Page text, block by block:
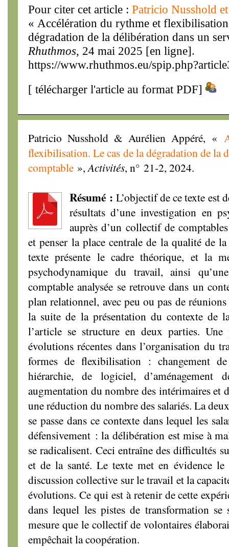
Pour citer cet article : Patricio Nusshold
« Accélération du rythme et
dégradation de la délibération dans un
Rhuthmos, 24 mai 2025 [en ligne].
https://www.rhuthmos.eu/
[ télécharger l'article au format PDF]
Patricio Nusshold & Aurélien Appéré, «
flexibilisation. Le cas de la dégradation de la
comptable »,Activités, n° 21-2, 2024.
Résumé : L’objectif de ce texte est
résultats d’une investigation en
auprès d’un collectif de
et penser la place centrale de la qualité de
texte présente le cadre théorique, et la
psychodynamique du travail, ainsi
comptable analysée se retrouve dans un
plan relationnel, avec peu ou pas de
la suite de la présentation du contexte de
l’article se structure en deux parties.
évolutions récentes dans l’organisation du
formes de flexibilisation : changement
hiérarchie, de logiciel, d’aménagement
augmentation du nombre des intérimaires et
une réduction du nombre des salariés. La
se passe dans ce contexte dans lequel les
défensivement : la délibération est mise à
se radicalisent. Ceci entraîne des difficultés
et de la santé. Le texte met en évidence
discussion collective sur le travail et la
évolutions. Ce qui est à retenir de cette
dans lequel les pistes de transformation
mesure que le collectif de volontaires
empêchait la coopération.